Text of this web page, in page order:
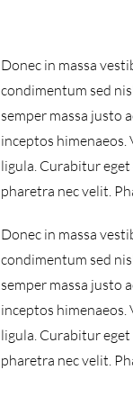
Donec in massa
condimentum sed
semper massa justo
inceptos himenaeos.
ligula. Curabitur
pharetra nec velit.
Donec in massa
condimentum sed
semper massa justo
inceptos himenaeos.
ligula. Curabitur
pharetra nec velit.